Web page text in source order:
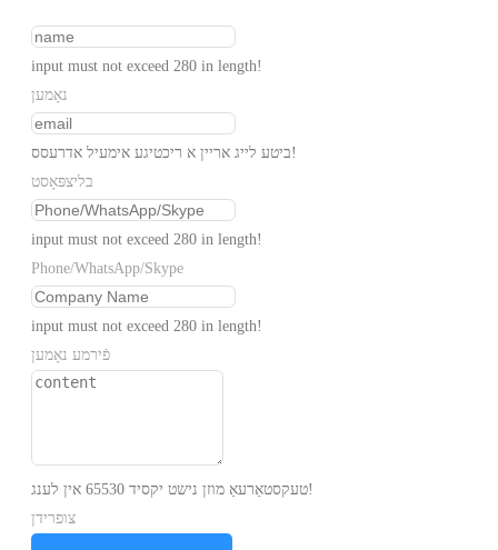
input must not exceed 280 in length!
נאָמען
ביטע לייג אריין א ריכטיגע אימעיל אדרעסס!
בליצפּאָסט
input must not exceed 280 in length!
Phone/WhatsApp/Skype
input must not exceed 280 in length!
פֿירמע נאָמען
טעקסטאַרעאַ מוזן נישט יקסיד 65530 אין לענג!
צופרידן